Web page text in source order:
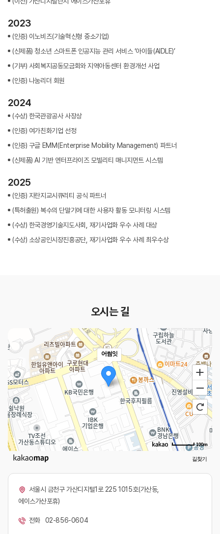
2023
(인증) 이노비즈(기술혁신형 중소기업)
(신제품) 청소년 스마트폰 인공지능 관리 서비스 ‘아이들(AIDLE)’
(기부) 사회복지공동모금회와 지역아동센터 환경개선 사업
(인증) 나눔리더 회원
2024
(수상) 한국관광공사 사장상
(인증) 여가친화기업 선정
(인증) 구글 EMM(Enterprise Mobility Management) 파트너
(신제품) AI 기반 엔터프라이즈 모빌리티 매니지먼트 시스템
2025
(인증) 지란지교시큐리티 공식 파트너
(특허출원) 복수의 단말기에 대한 사용자 활동 모니터링 시스템
(수상) 한국경영기술지도사회, 재기사업화 우수 사례 대상
(수상) 소상공인시장진흥공단, 재기사업화 우수 사례 최우수상
오시는 길
100m
길찾기
서울시 금천구 가산디지털1로 225 1015호(가산동,
에이스가산포휴)
전화 02-856-0604